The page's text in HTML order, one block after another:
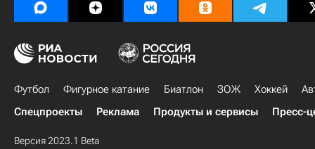
Футбол Фигурное катание Биатлон ЗОЖ Хоккей
Спецпроекты
Реклама Продукты и сервисы Пресс-
Версия 2023.1 Beta